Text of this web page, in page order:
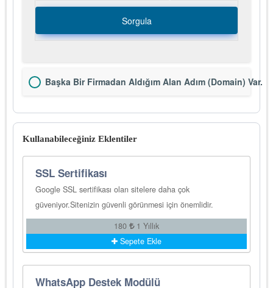
Sorgula
Başka Bir Firmadan Aldığım Alan Adım (Domain) Var.
Kullanabileceğiniz Eklentiler
SSL Sertifikası
Google SSL sertifikası olan sitelere daha çok
güveniyor.Sitenizin güvenli görünmesi için önemlidir.
180
1 Yıllık
Sepete Ekle
WhatsApp Destek Modülü